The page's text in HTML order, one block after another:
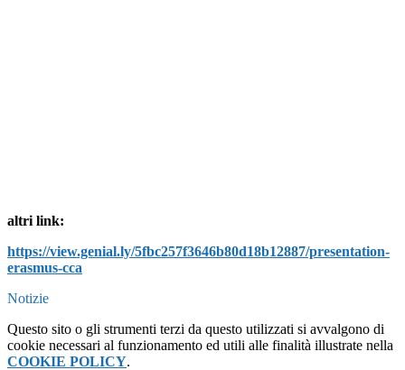
altri link:
https://view.genial.ly/5fbc257f3646b80d18b12887/presentation-
erasmus-cca
Notizie
Questo sito o gli strumenti terzi da questo utilizzati si avvalgono di
cookie necessari al funzionamento ed utili alle finalità illustrate nella
COOKIE POLICY.